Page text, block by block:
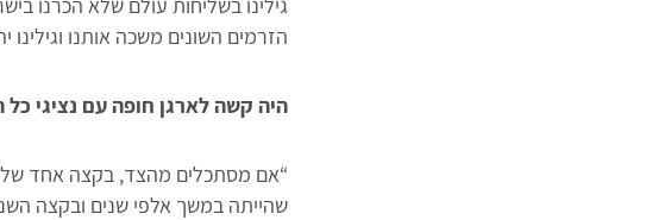
הזרמים השונים משכה אותנו
היה קשה לארגן חופה עם נציגי כל
“אם מסתכלים מהצד, בקצה אחד
שהייתה במשך אלפי שנים ובקצה